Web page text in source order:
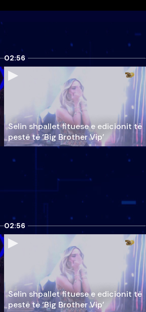
02:56
Selin shpallet fituese e edicionit të
pestë të ‘Big Brother Vip’
02:56
Selin shpallet fituese e edicionit të
pestë të ‘Big Brother Vip’